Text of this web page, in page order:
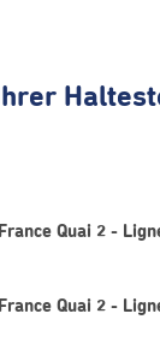
Quai 2 -
Quai 2 -